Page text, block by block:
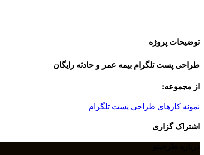
توضیحات پروژه
طراحی پست تلگرام بیمه عمر و حادثه رایگان
از مجموعه:
نمونه کارهای طراحی پست تلگرام
اشتراک گزاری